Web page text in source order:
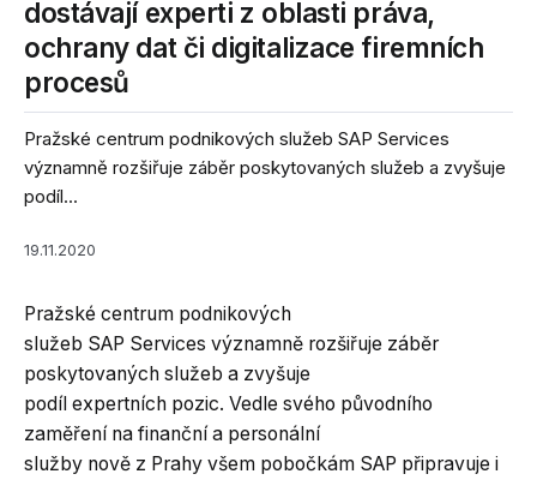
dostávají experti z oblasti práva,
ochrany dat či digitalizace firemních
procesů
Pražské centrum podnikových služeb SAP Services
významně rozšiřuje záběr poskytovaných služeb a zvyšuje
podíl...
19.11.2020
Pražské centrum podnikových
služeb SAP Services významně rozšiřuje záběr
poskytovaných služeb a zvyšuje
podíl expertních pozic. Vedle svého původního
zaměření na finanční a personální
služby nově z Prahy všem pobočkám SAP připravuje i